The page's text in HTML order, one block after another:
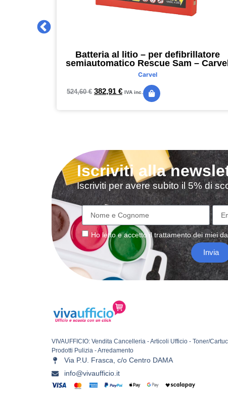
Batteria al litio – per defibrillatore
semiautomatico Rescue Sam –
Carvel
524,60€ 382,91 € IVA inc.
Iscriviti alla
Iscriviti per avere subito il 5% di
Ho letto e accetto iltrattamentodei miei
Invia
VIVAUFFICIO: Vendita Cancelleria - Articoli Ufficio - Toner/
Prodotti Pulizia - Arredamento
Via P.U. Frasca, c/o Centro DAMA
info@vivaufficio.it